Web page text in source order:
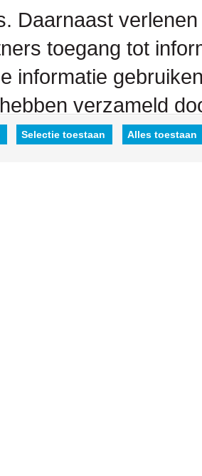
Daarnaast
toegang tot
informatie
verzameld
Selectie toestaan Alles toestaan